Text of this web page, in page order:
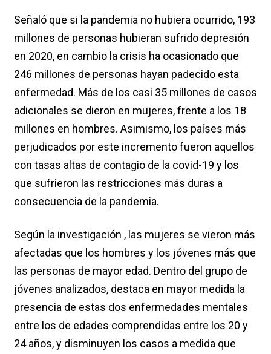
Señaló que si la pandemia no hubiera ocurrido, 193
millones de personas hubieran sufrido depresión
en 2020, en cambio la crisis ha ocasionado que
246 millones de personas hayan padecido esta
enfermedad. Más de los casi 35 millones de casos
adicionales se dieron en mujeres, frente a los 18
millones en hombres. Asimismo, los países más
perjudicados por este incremento fueron aquellos
con tasas altas de contagio de la covid-19 y los
que sufrieron las restricciones más duras a
consecuencia de la pandemia.
Según la investigación , las mujeres se vieron más
afectadas que los hombres y los jóvenes más que
las personas de mayor edad. Dentro del grupo de
jóvenes analizados, destaca en mayor medida la
presencia de estas dos enfermedades mentales
entre los de edades comprendidas entre los 20 y
24 años, y disminuyen los casos a medida que